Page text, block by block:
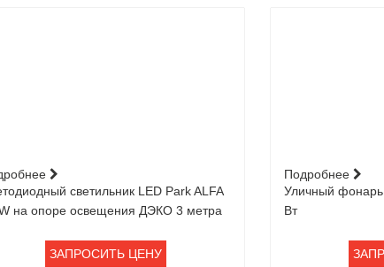
светильник LED Park ALFA
на опоре освещения ДЭКО 3 метра
ЗАПРОСИТЬ ЦЕНУ
Подробнее
Уличный
Вт